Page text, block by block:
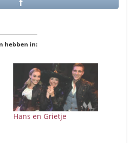
hebben in:
Hans en Grietje